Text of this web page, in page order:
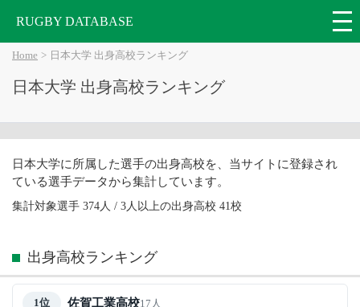
RUGBY DATABASE
Home 日本大学 出身高校ランキング
日本大学 出身高校ランキング
日本大学に所属した選手の出身高校を、当サイトに登録され
ている選手データから集計しています。
集計対象選手 374人 / 3人以上の出身高校 41校
出身高校ランキング
1位 佐賀工業高校17人